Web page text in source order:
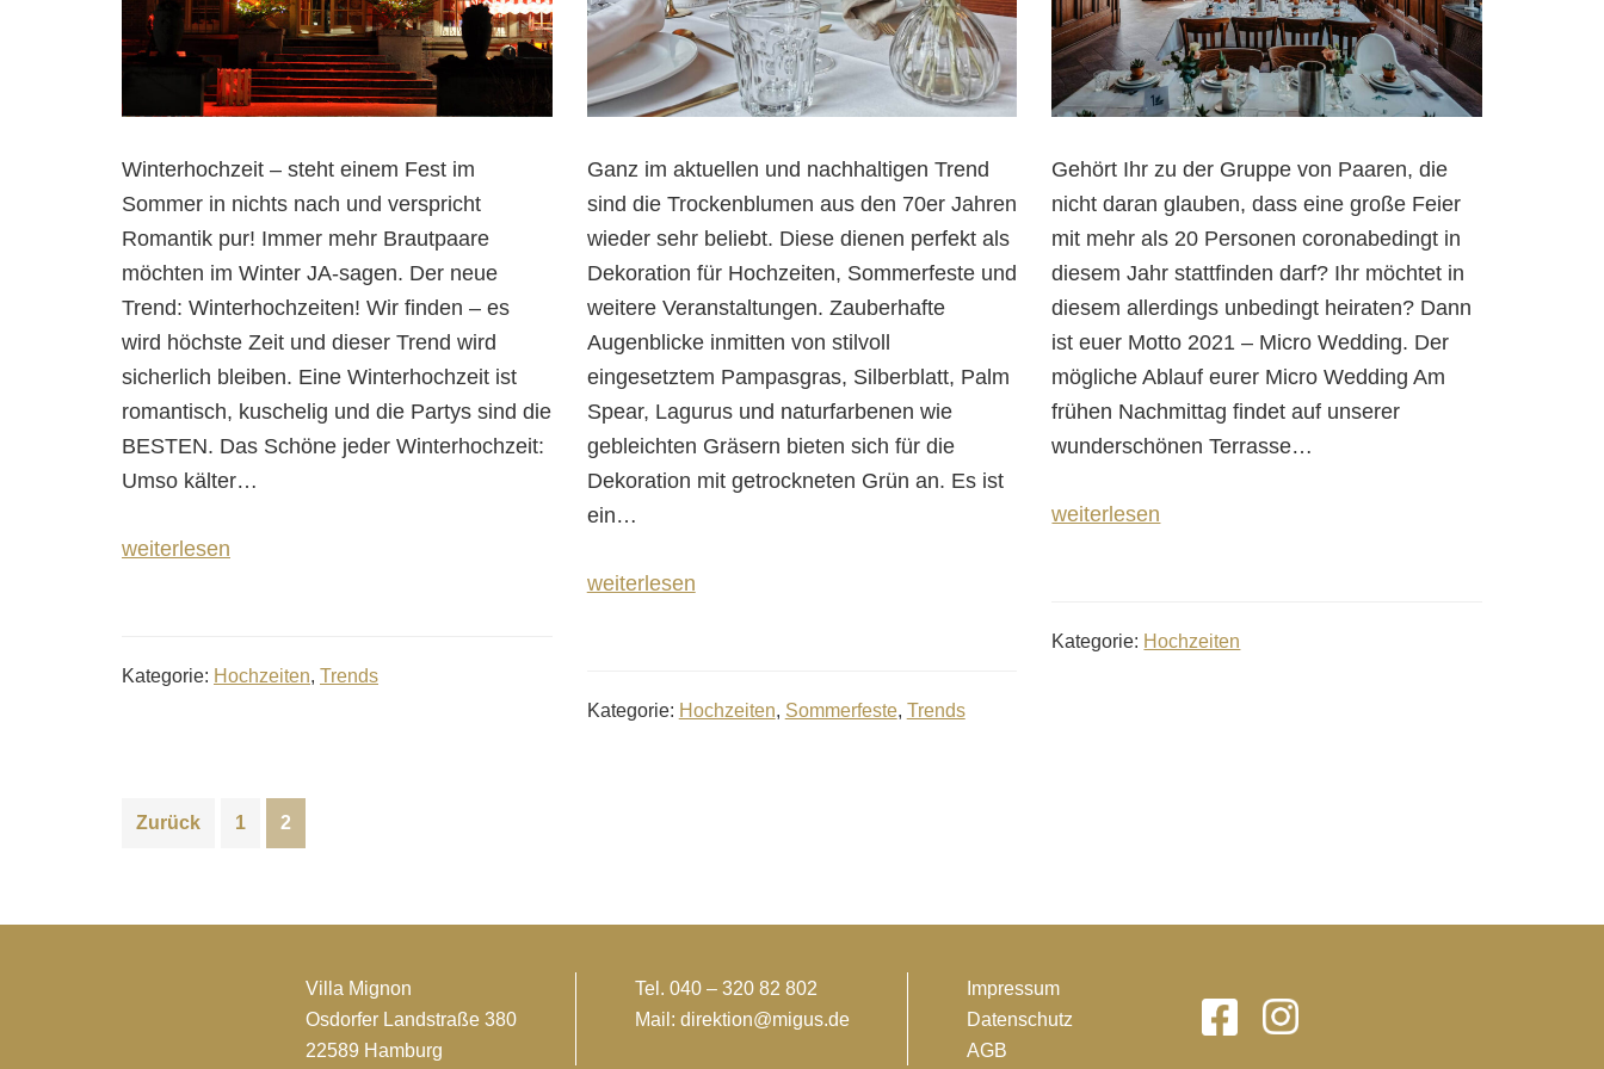
Winterhochzeit – steht einem Fest im
Sommer in nichts nach und verspricht
Romantik pur! Immer mehr Brautpaare
möchten im Winter JA-sagen. Der neue
Trend: Winterhochzeiten! Wir finden – es
wird höchste Zeit und dieser Trend wird
sicherlich bleiben. Eine Winterhochzeit ist
romantisch, kuschelig und die Partys sind die
BESTEN. Das Schöne jeder Winterhochzeit:
Umso kälter…
weiterlesen
Kategorie: Hochzeiten, Trends
Ganz im aktuellen und nachhaltigen Trend
sind die Trockenblumen aus den 70er Jahren
wieder sehr beliebt. Diese dienen perfekt als
Dekoration für Hochzeiten, Sommerfeste und
weitere Veranstaltungen. Zauberhafte
Augenblicke inmitten von stilvoll
eingesetztem Pampasgras, Silberblatt, Palm
Spear, Lagurus und naturfarbenen wie
gebleichten Gräsern bieten sich für die
Dekoration mit getrockneten Grün an. Es ist
ein…
weiterlesen
Kategorie: Hochzeiten, Sommerfeste, Trends
Gehört Ihr zu der Gruppe von Paaren, die
nicht daran glauben, dass eine große Feier
mit mehr als 20 Personen coronabedingt in
diesem Jahr stattfinden darf? Ihr möchtet in
diesem allerdings unbedingt heiraten? Dann
ist euer Motto 2021 – Micro Wedding. Der
mögliche Ablauf eurer Micro Wedding Am
frühen Nachmittag findet auf unserer
wunderschönen Terrasse…
weiterlesen
Kategorie: Hochzeiten
Zurück 1 2
Villa Mignon
Osdorfer Landstraße 380
22589 Hamburg
Tel. 040 – 320 82 802
Mail: direktion@migus.de
Impressum
Datenschutz
AGB